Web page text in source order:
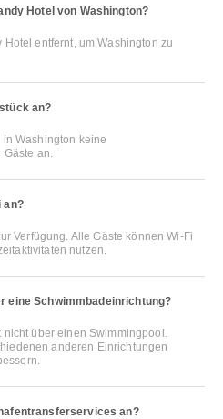
Hotel von Washington?
entfernt, um Washington zu
an?
Washington keine
an.
an?
Verfügung. Alle Gäste können Wi-Fi
nutzen.
eine Schwimmbadeinrichtung?
über einen Swimmingpool.
anderen Einrichtungen
an?